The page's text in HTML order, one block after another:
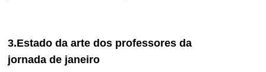
3.Estado da arte dos professores da
jornada de janeiro